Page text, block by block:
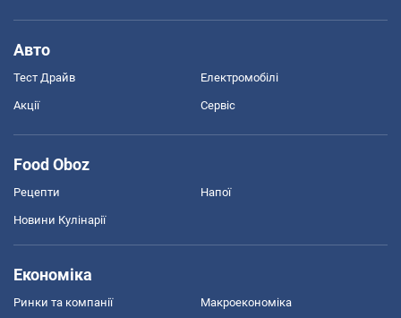
Авто
Тест Драйв Електромобілі
Акції Сервіс
Food Oboz
Рецепти Напої
Новини Кулінарії
Економіка
Ринки та компанії Макроекономіка